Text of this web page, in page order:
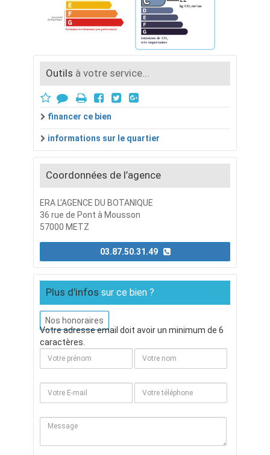
Outils à votre service...
financer ce bien
informations sur le quartier
Coordonnées de l’agence
ERA L'AGENCE DU BOTANIQUE
36 rue de Pont à Mousson
57000 METZ
Plus d'infos sur ce bien ?
Nos honoraires
Votre adresse email doit avoir un minimum de 6
caractères.